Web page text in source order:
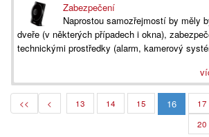
Zabezpečení
Naprostou samozřejmostí by měly
dveře (v některých případech i okna),
technickými prostředky (alarm, kamerový
<< < 13 14 15 16 17
20